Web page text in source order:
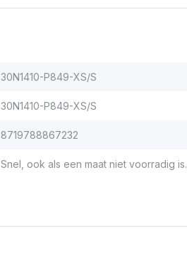
30N1410-P849-XS/S
30N1410-P849-XS/S
8719788867232
Snel, ook als een maat niet voorradig is.